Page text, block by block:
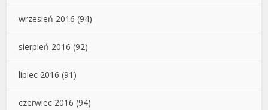
wrzesień 2016 (94)
sierpień 2016 (92)
lipiec 2016 (91)
czerwiec 2016 (94)